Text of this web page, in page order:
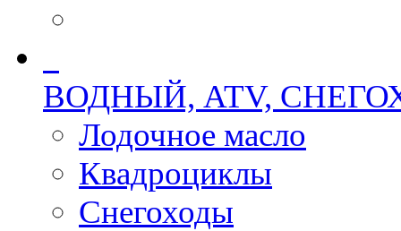
ВОДНЫЙ, ATV,
Лодочное масло
Квадроциклы
Снегоходы